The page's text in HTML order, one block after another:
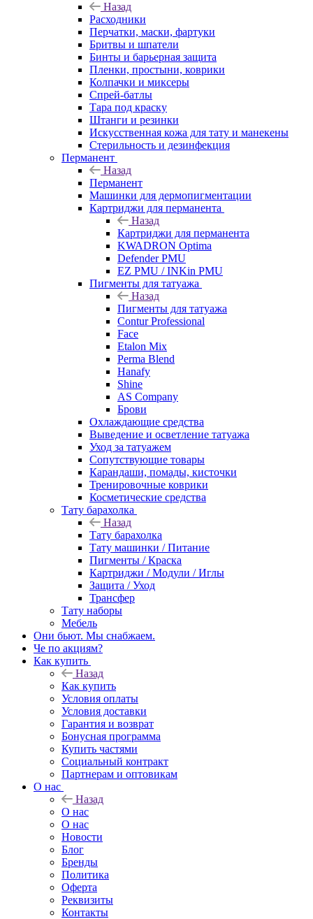
Назад
Расходники
Перчатки, маски, фартуки
Бритвы и шпатели
Бинты и барьерная защита
Пленки, простыни, коврики
Колпачки и миксеры
Спрей-батлы
Тара под краску
Штанги и резинки
Искусственная кожа для тату и манекены
Стерильность и дезинфекция
Перманент
Назад
Перманент
Машинки для дермопигментации
Картриджи для перманента
Назад
Картриджи для перманента
KWADRON Optima
Defender PMU
EZ PMU / INKin PMU
Пигменты для татуажа
Назад
Пигменты для татуажа
Contur Professional
Face
Etalon Mix
Perma Blend
Hanafy
Shine
AS Company
Брови
Охлаждающие средства
Выведение и осветление татуажа
Уход за татуажем
Сопутствующие товары
Карандаши, помады, кисточки
Тренировочные коврики
Косметические средства
Тату барахолка
Назад
Тату барахолка
Тату машинки / Питание
Пигменты / Краска
Картриджи / Модули / Иглы
Защита / Уход
Трансфер
Тату наборы
Мебель
Они бьют. Мы снабжаем.
Че по акциям?
Как купить
Назад
Как купить
Условия оплаты
Условия доставки
Гарантия и возврат
Бонусная программа
Купить частями
Социальный контракт
Партнерам и оптовикам
О нас
Назад
О нас
О нас
Новости
Блог
Бренды
Политика
Оферта
Реквизиты
Контакты